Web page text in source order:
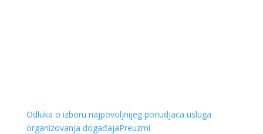
Odluka o izboru najpovoljnijeg ponudjaca usluga
organizovanja događajaPreuzmi